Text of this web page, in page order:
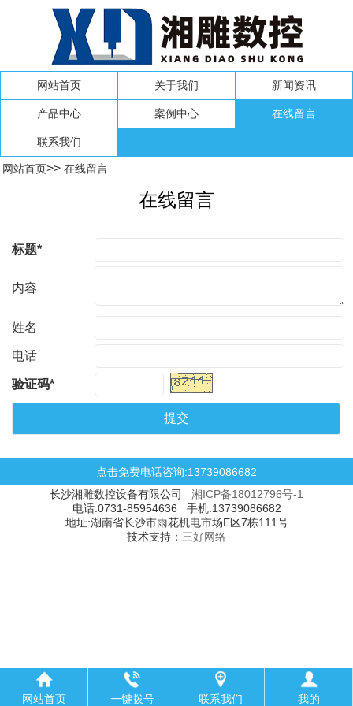
网站首页 关于我们 新闻资讯
产品中心 案例中心 在线留言
联系我们
网站首页>> 在线留言
在线留言
标题*
内容
姓名
电话
验证码*
点击免费电话咨询:13739086682
长沙湘雕数控设备有限公司 湘ICP备18012796号-1
电话:0731-85954636 手机:13739086682
地址:湖南省长沙市雨花机电市场E区7栋111号
技术支持： 三好网络
网站首页 一键拨号 联系我们 我的